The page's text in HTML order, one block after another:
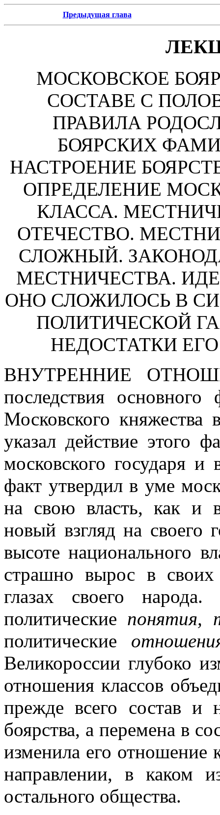
Предыдущая глава
МОСКОВСКОЕ
СОСТАВЕ С
ПРАВИЛА
БОЯРСКИХ
НАСТРОЕНИЕ
ОПРЕДЕЛЕНИЕ
КЛАССА.
ОТЕЧЕСТВО.
СЛОЖНЫЙ.
МЕСТНИЧЕСТВА.
ОНО СЛОЖИЛОСЬ В
ПОЛИТИЧЕСКОЙ
НЕДОСТАТКИ
ВНУТРЕННИЕ
последствия
Московского княжества
указал действие этого
московского государя и
факт утвердил в уме
на свою власть, как и
новый взгляд на своего
высоте национального
страшно вырос в
глазах своего
политические понятия,
политические
Великороссии глубоко
отношения классов
прежде всего состав и
боярства, а перемена в
изменила его отношение
направлении, в каком
остального общества.